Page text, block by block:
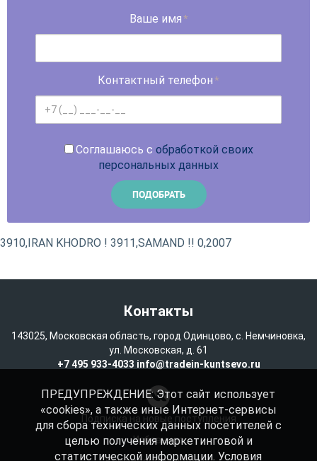
Ваше имя *
Контактный телефон *
Соглашаюсь с обработкой своих
персональных данных
3910,IRAN KHODRO ! 3911,SAMAND !! 0,2007
Контакты
143025, Московская область, город Одинцово, с. Немчиновка,
ул. Московская, д. 61
+7 495 933-4033 info@tradein-kuntsevo.ru
Подписка на новые поступления
Избранное
ПРЕДУПРЕЖДЕНИЕ: Этот сайт использует
«cookies», а также иные Интернет-сервисы
для сбора технических данных посетителей с
целью получения маркетинговой и
статистической информации. Условия